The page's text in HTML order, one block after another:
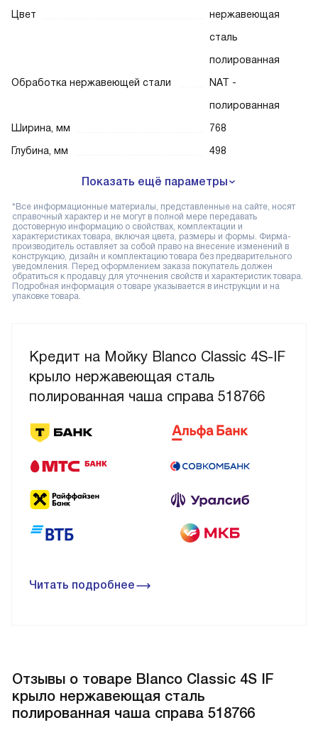
Кредит на Мойку Blanco Classic 4S-IF
крыло нержавеющая сталь
полированная чаша справа 518766
Читать подробнее
Цвет
нержавеющая
сталь
полированная
Обработка нержавеющей стали
NAT -
полированная
Ширина, мм
768
Глубина, мм
498
Показать ещё параметры
*Все информационные материалы, представленные на сайте, носят
справочный характер и не могут в полной мере передавать
достоверную информацию о свойствах, комплектации и
характеристиках товара, включая цвета, размеры и формы. Фирма-
производитель оставляет за собой право на внесение изменений в
конструкцию, дизайн и комплектацию товара без предварительного
уведомления. Перед оформлением заказа покупатель должен
обратиться к продавцу для уточнения свойств и характеристик товара.
Подробная информация о товаре указывается в инструкции и на
упаковке товара.
Отзывы о товаре Blanco Classic 4S IF
крыло нержавеющая сталь
полированная чаша справа 518766